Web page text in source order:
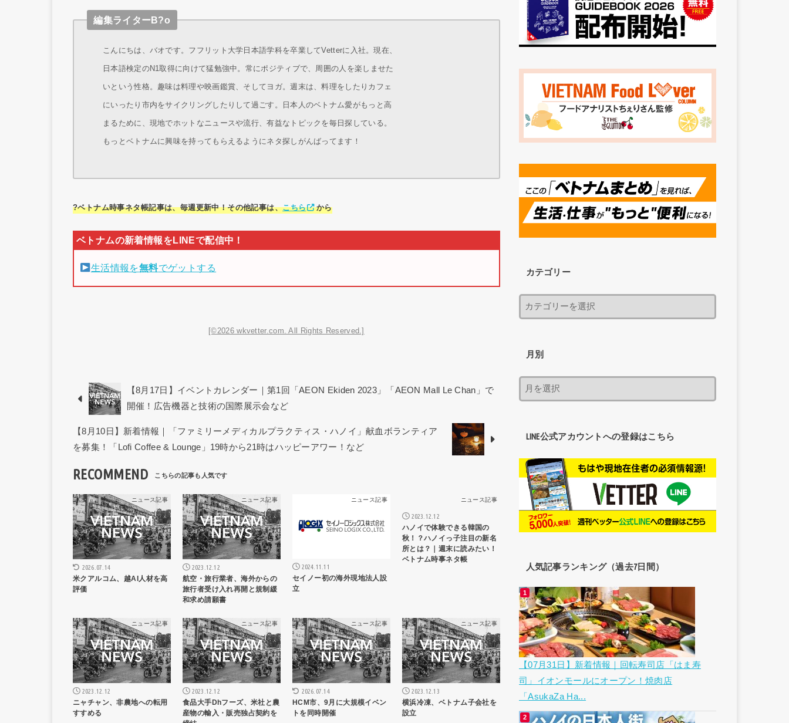
編集ライターB?o
こんにちは、バオです。フフリット大学日本語学科を卒業してVetterに入社。現在、
日本語検定のN1取得に向けて猛勉強中。常にポジティブで、周囲の人を楽しませた
いという性格。趣味は料理や映画鑑賞、そしてヨガ。週末は、料理をしたりカフェ
にいったり市内をサイクリングしたりして過ごす。日本人のベトナム愛がもっと高
まるために、現地でホットなニュースや流行、有益なトピックを毎日探している。
もっとベトナムに興味を持ってもらえるようにネタ探しがんばってます！
?ベトナム時事ネタ帳記事は、毎週更新中！その他記事は、こちら から
生活情報を無料でゲットする
[©2026 wkvetter.com. All Rights Reserved.]
【8月17日】イベントカレンダー｜第1回「AEON Ekiden 2023」「AEON Mall Le Chan」で
開催！広告機器と技術の国際展示会など
【8月10日】新着情報｜「ファミリーメディカルプラクティス・ハノイ」献血ボランティア
を募集！「Lofi Coffee & Lounge」19時から21時はハッピーアワー！など
RECOMMEND
ニュース記事
2026.07.14
米クアルコム、越AI人材を高
評価
ニュース記事
2023.12.12
航空・旅行業者、海外からの
旅行者受け入れ再開と規制緩
和求め請願書
ニュース記事
2024.11.11
セイノー初の海外現地法人設
立
ニュース記事
2023.12.12
ハノイで体験できる韓国の
秋！？ハノイっ子注目の新名
所とは？｜週末に読みたい！
ベトナム時事ネタ帳
ニュース記事
2023.12.12
ニャチャン、非農地への転用
すすめる
ニュース記事
2023.12.12
食品大手Dhフーズ、米社と農
産物の輸入・販売独占契約を
ニュース記事
2026.07.14
HCM市、9月に大規模イベン
トを同時開催
ニュース記事
2023.12.13
横浜冷凍、ベトナム子会社を
設立
カテゴリー
月別
LINE公式アカウントへの登録はこちら
人気記事ランキング（過去7日間）
【07月31日】新着情報｜回転寿司店「はま寿
司」イオンモールにオープン！焼肉店
「AsukaZa Ha...